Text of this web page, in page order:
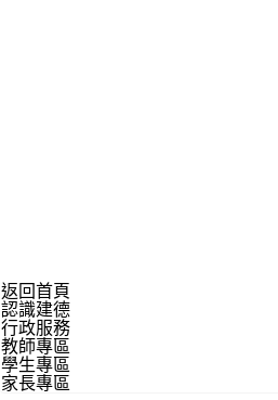
返回首頁
認識建德
行政服務
教師專區
學生專區
家長專區